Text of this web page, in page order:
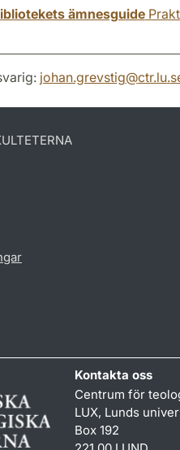
ämnesguide
johan.grevstig@ctr.lu.
Kontakta oss
Centrum för
LUX, Lunds
Box 192